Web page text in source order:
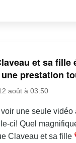
et sa fille
prestation
août à 03:50
une seule vidéo
ci! Quel
Claveau et sa fille